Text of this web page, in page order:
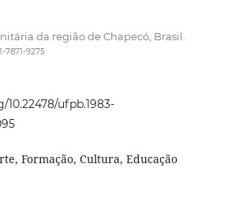
da região de Chapecó, Brasil.
7871-9275
ufpb.1983-
Formação, Cultura, Educação